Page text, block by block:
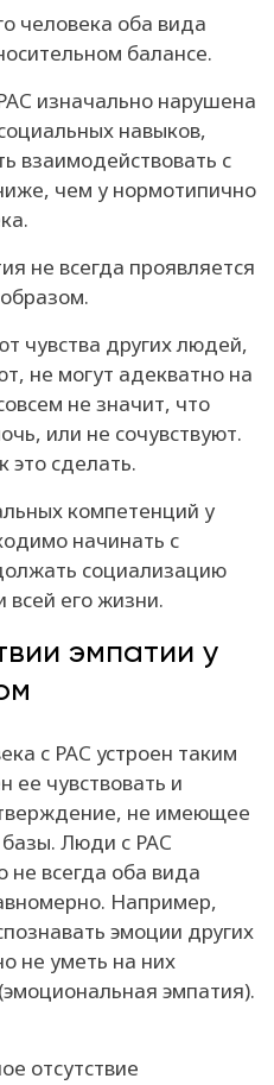
человека оба вида
балансе.
изначально нарушена
навыков,
взаимодействовать с
чем у нормотипично
не всегда проявляется
чувства других людей,
не могут адекватно на
не значит, что
или не сочувствуют.
это сделать.
компетенций у
начинать с
социализацию
его жизни.
эмпатии у
с РАС устроен таким
ее чувствовать и
не имеющее
Люди с РАС
всегда оба вида
Например,
эмоции других
не уметь на них
эмпатия).
отсутствие